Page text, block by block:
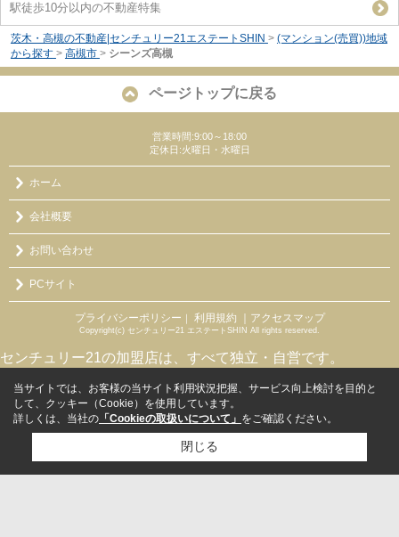
駅徒歩10分以内の不動産特集
茨木・高槻の不動産|センチュリー21エステートSHIN > (マンション(売買))地域
から探す > 高槻市 > シーンズ高槻
ページトップに戻る
営業時間:9:00～18:00
定休日:火曜日・水曜日
ホーム
会社概要
お問い合わせ
PCサイト
プライバシーポリシー 利用規約 ｜アクセスマップ
Copyright(c) センチュリー21 エステートSHIN All rights reserved.
センチュリー21の加盟店は、すべて独立・自営です。
当サイトでは、お客様の当サイト利用状況把握、サービス向上検討を目的と
して、クッキー（Cookie）を使用しています。
詳しくは、当社の 「Cookieの取扱いについて」 をご確認ください。
閉じる